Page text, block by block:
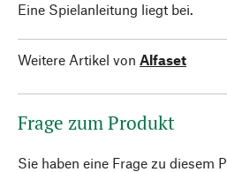
Eine Spielanleitung liegt bei.
Weitere Artikel von Alfaset
Frage zum Produkt
Sie haben eine Frage zu diesem